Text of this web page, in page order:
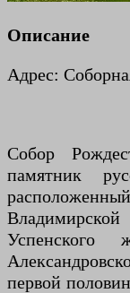
Описание
Адрес:
Собор
памятник
Успенского
первой